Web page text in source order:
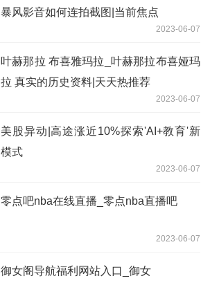
暴风影音如何连拍截图|当前焦点
2023-06-07
叶赫那拉 布喜雅玛拉_叶赫那拉布喜娅玛
拉 真实的历史资料|天天热推荐
2023-06-07
美股异动|高途涨近10%探索'AI+教育'新
模式
2023-06-07
零点吧nba在线直播_零点nba直播吧
2023-06-07
御女阁导航福利网站入口_御女